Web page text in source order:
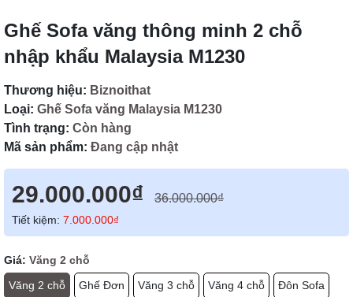
Ghế Sofa văng thông minh 2 chỗ
nhập khẩu Malaysia M1230
Thương hiệu: Biznoithat
Loại: Ghế Sofa văng Malaysia M1230
Tình trạng: Còn hàng
Mã sản phẩm: Đang cập nhật
29.000.000₫ 36.000.000₫
Tiết kiệm: 7.000.000₫
Giá: Văng 2 chỗ
Văng 2 chỗ
Ghế Đơn Văng 3 chỗ Văng 4 chỗ Đôn Sofa